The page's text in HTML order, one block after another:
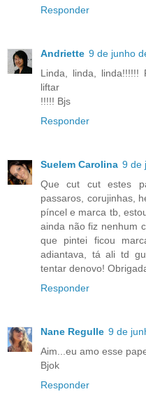
Responder
Andriette 9 de junho
Linda, linda,
liftar
!!!!! Bjs
Responder
Suelem Carolina 9 de
Que cut cut estes
passaros, corujinhas,
píncel e marca tb,
ainda não fiz nenhum
que pintei ficou
adiantava, tá ali td
tentar denovo!
Responder
Nane Regulle 9 de
Aim...eu amo esse
Bjok
Responder